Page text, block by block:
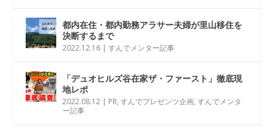
都内在住・都内勤務アラサー夫婦が里山移住を
決断するまで
2022.12.16 |すんでメンター記事
「デュオヒルズ谷在家ザ・ファースト」徹底現
地レポ
2022.08.12 | PR,すんでプレゼンツ企画,すんでメンタ
ー記事